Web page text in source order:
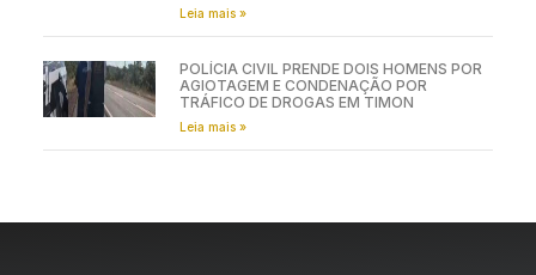
Leia mais »
POLÍCIA CIVIL PRENDE DOIS HOMENS POR
AGIOTAGEM E CONDENAÇÃO POR
TRÁFICO DE DROGAS EM TIMON
Leia mais »